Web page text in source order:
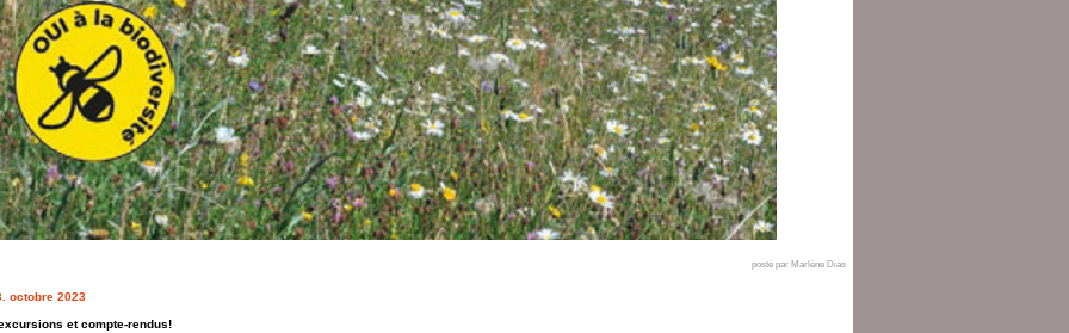
posté par Marlène Dias
octobre 2023
et compte-rendus!